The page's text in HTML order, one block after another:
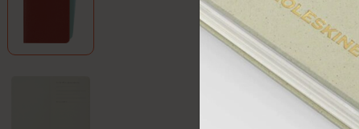
サブカテゴリ
ライティングツール
サブカテゴリ
限定版ノートブック
アプリ・サービス
サブカテゴリ
ミニノートブックチャーム
別注＆コーポレートギフト
持続可能な創造性
セールへの早期アクセス: お得な情報
モレスキン限定イベント: 優先アクセス
返品期間の延長: 1ヶ月間